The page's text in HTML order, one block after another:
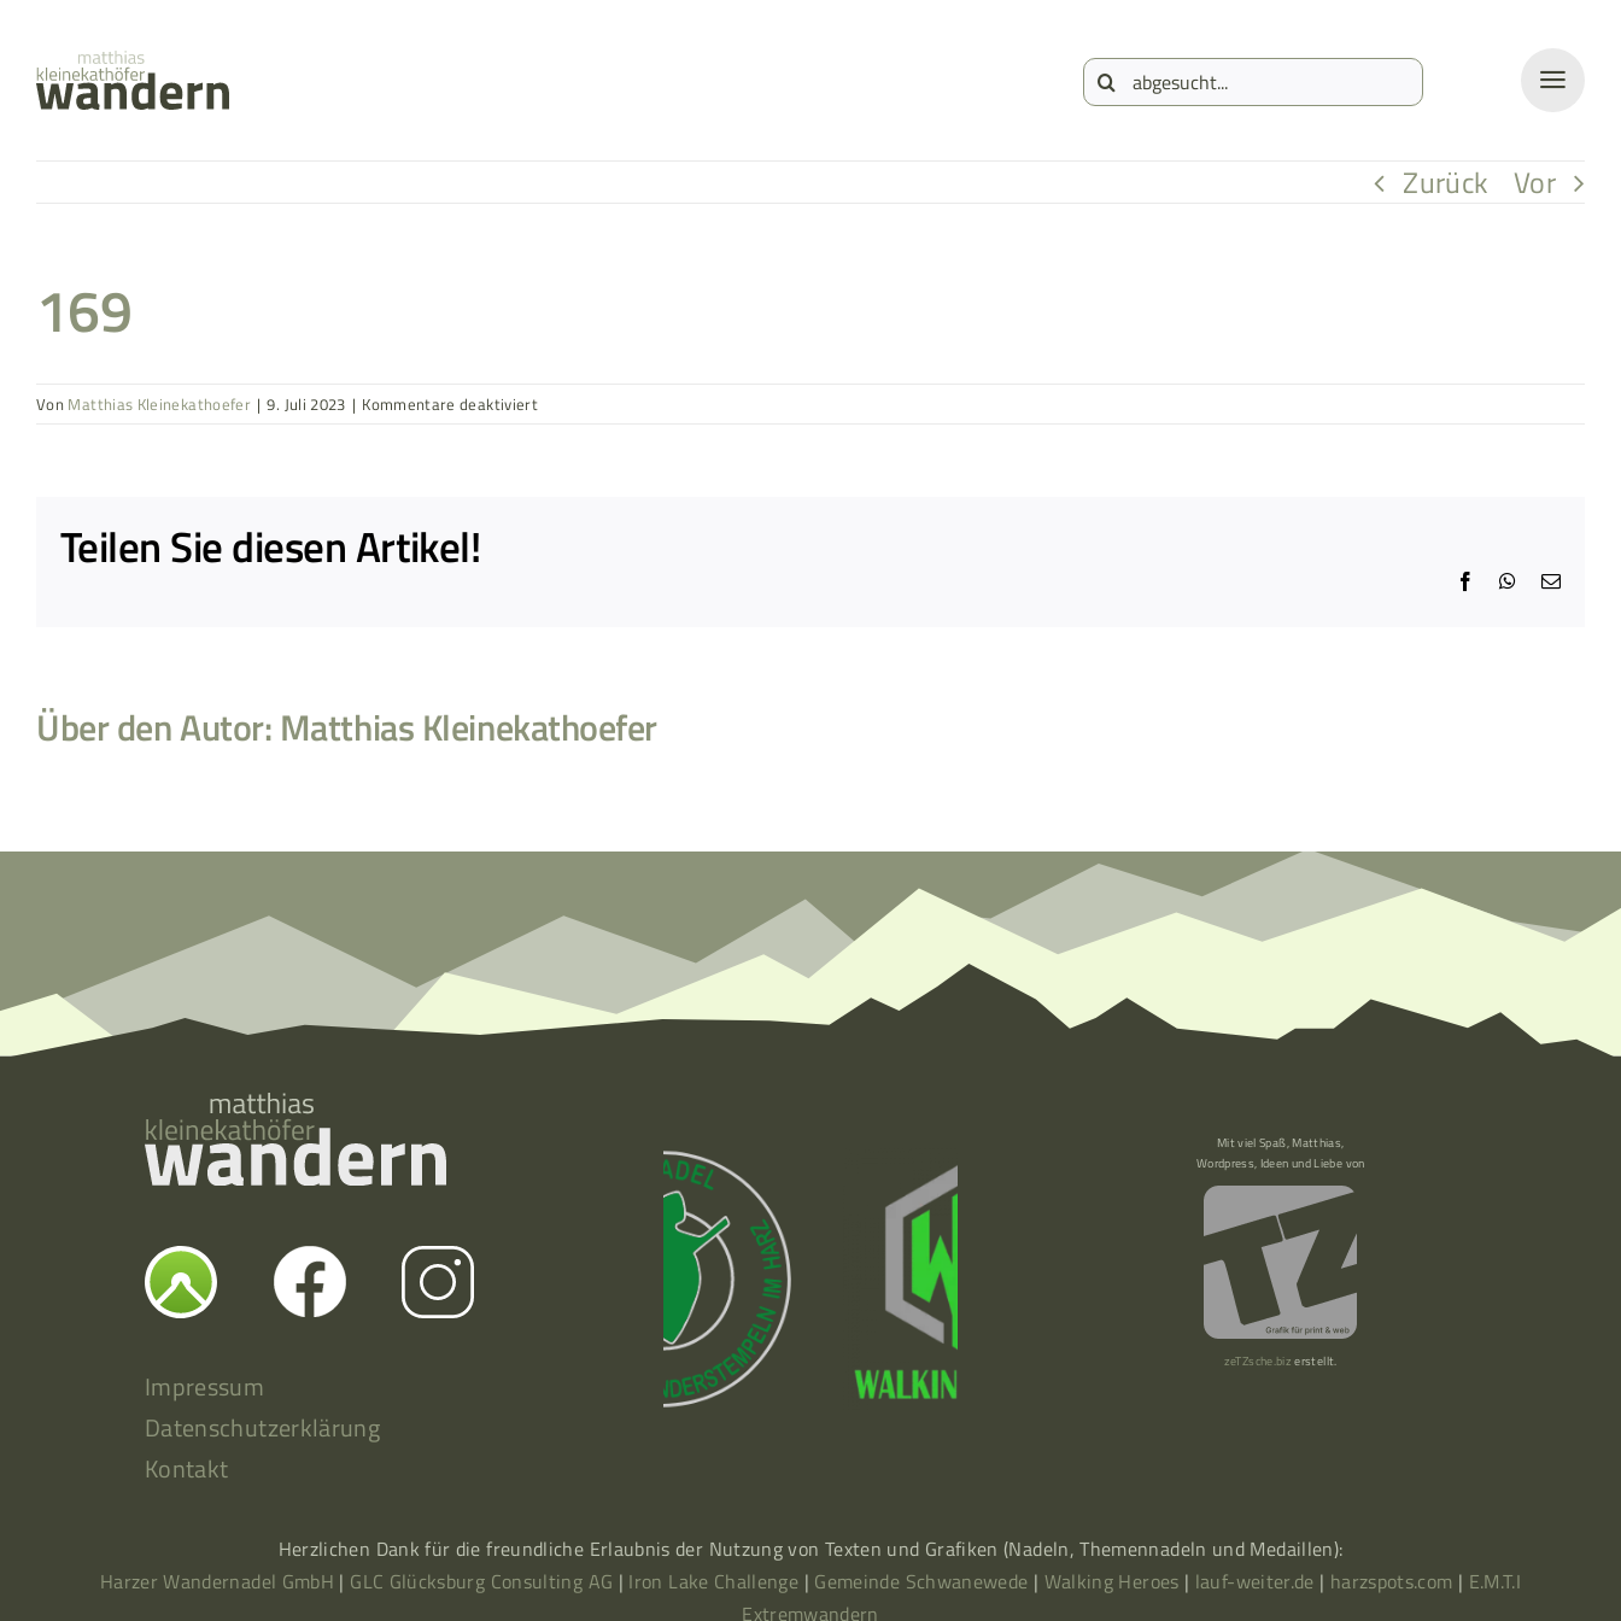
springen
Inhalt
springen
Suche
Zurück
Vor
169
Von Matthias Kleinekathoefer | 9. Juli 2023 | Kommentare deaktiviertfür
Teilen Sie diesen Artikel!
Facebook
WhatsApp
E-
Über den Autor:Matthias Kleinekathoefer
Impressum
Datenschutzerklärung
Kontakt
Mit viel Spaß, Matthias,
Wordpress, Ideen und Liebe von
zeTZsche.biz erstellt.
Herzlichen Dank für die freundliche Erlaubnis der Nutzung von Texten und Grafiken (Nadeln, Themennadeln und Medaillen):
Harzer Wandernadel GmbH | GLC Glücksburg Consulting AG | Iron Lake Challenge | Gemeinde Schwanewede | Walking Heroes | lauf-weiter.de | harzspots.com | E.M.T.I
Extremwandern